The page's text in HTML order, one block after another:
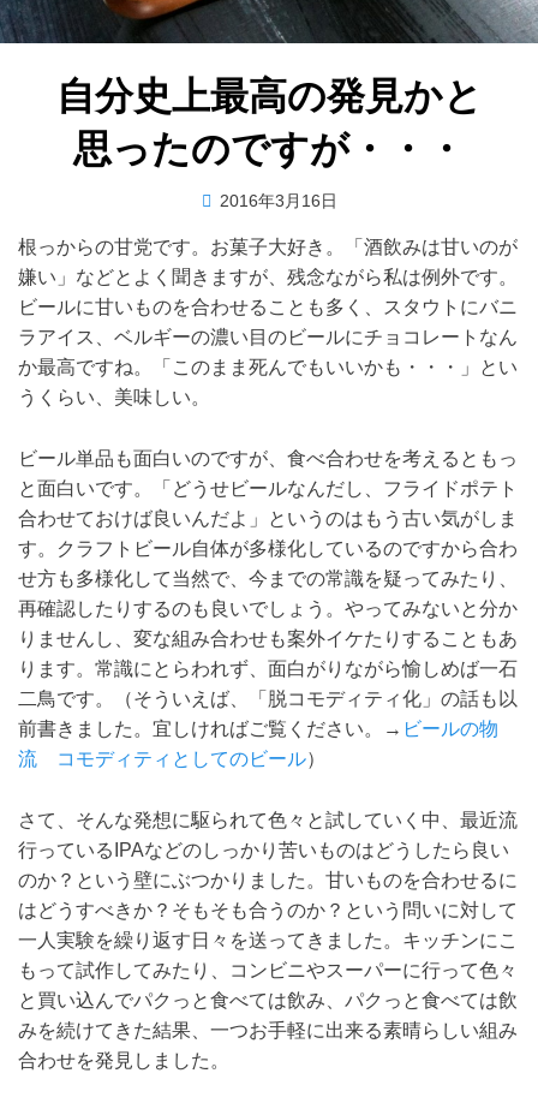
自分史上最高の発見かと
思ったのですが・・・
投稿者master
投
日:
2016年3月16日
根っからの甘党です。お菓子大好き。「酒飲みは甘いのが
嫌い」などとよく聞きますが、残念ながら私は例外です。
ビールに甘いものを合わせることも多く、スタウトにバニ
ラアイス、ベルギーの濃い目のビールにチョコレートなん
か最高ですね。「このまま死んでもいいかも・・・」とい
うくらい、美味しい。
ビール単品も面白いのですが、食べ合わせを考えるともっ
と面白いです。「どうせビールなんだし、フライドポテト
合わせておけば良いんだよ」というのはもう古い気がしま
す。クラフトビール自体が多様化しているのですから合わ
せ方も多様化して当然で、今までの常識を疑ってみたり、
再確認したりするのも良いでしょう。やってみないと分か
りませんし、変な組み合わせも案外イケたりすることもあ
ります。常識にとらわれず、面白がりながら愉しめば一石
二鳥です。（そういえば、「脱コモディティ化」の話も以
前書きました。宜しければご覧ください。→ ビールの物
流 コモディティとしてのビール）
さて、そんな発想に駆られて色々と試していく中、最近流
行っているIPAなどのしっかり苦いものはどうしたら良い
のか？という壁にぶつかりました。甘いものを合わせるに
はどうすべきか？そもそも合うのか？という問いに対して
一人実験を繰り返す日々を送ってきました。キッチンにこ
もって試作してみたり、コンビニやスーパーに行って色々
と買い込んでパクっと食べては飲み、パクっと食べては飲
みを続けてきた結果、一つお手軽に出来る素晴らしい組み
合わせを発見しました。